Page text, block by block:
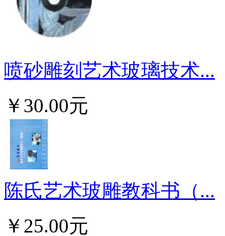
喷砂雕刻艺术玻璃技术...
￥30.00元
陈氏艺术玻雕教科书（...
￥25.00元